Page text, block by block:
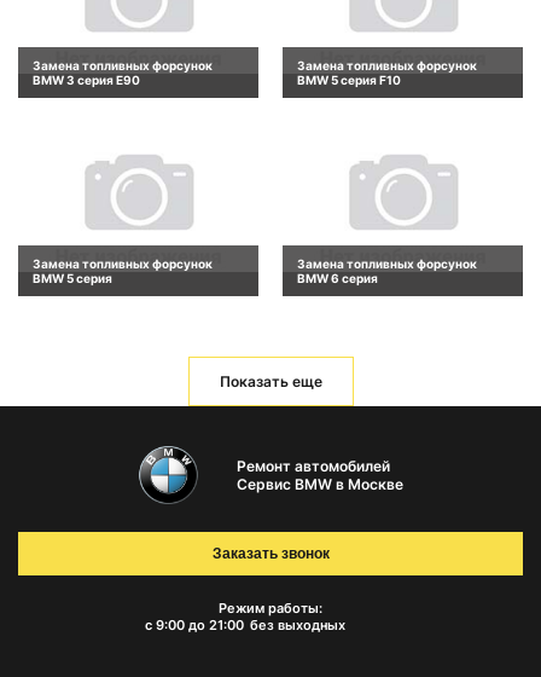
Замена топливных форсунок
BMW 3 серия E90
Замена топливных форсунок
BMW 5 серия F10
Замена топливных форсунок
BMW 5 серия
Замена топливных форсунок
BMW 6 серия
Показать еще
Ремонт автомобилей
Сервис BMW в Москве
Режим работы:
с 9:00 до 21:00 без выходных
Заказать звонок